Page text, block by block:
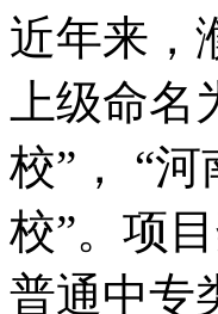
近年来，
上级命
校”， “
校”。项
普通中专